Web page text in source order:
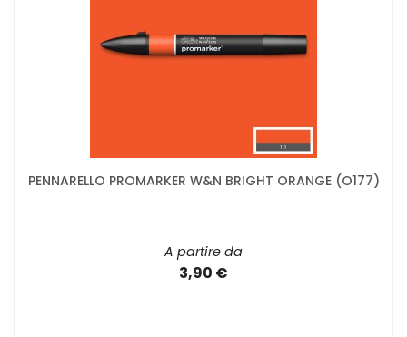
PENNARELLO PROMARKER W&N BRIGHT ORANGE (O177)
A partire da
3,90 €